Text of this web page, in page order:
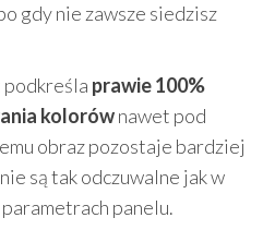
gdy nie zawsze siedzisz
prawie 100%
kolorównawet pod
obraz pozostaje bardziej
są tak odczuwalne jak w
panelu.